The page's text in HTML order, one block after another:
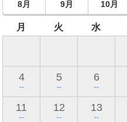
8月 9月 10月
月 火 水
4
--
5
--
6
--
11
--
12
--
13
--